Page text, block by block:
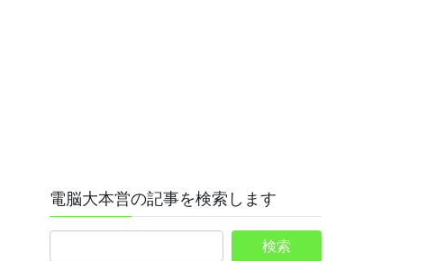
電脳大本営の記事を検索します